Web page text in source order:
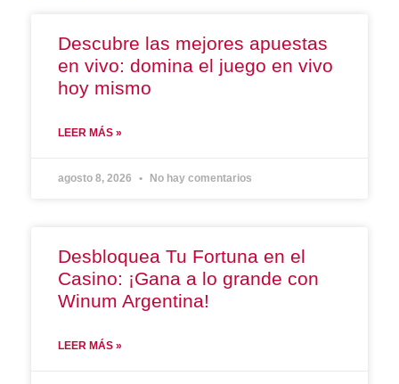
Descubre las mejores apuestas
en vivo: domina el juego en vivo
hoy mismo
LEER MÁS »
agosto 8, 2026 No hay comentarios
Desbloquea Tu Fortuna en el
Casino: ¡Gana a lo grande con
Winum Argentina!
LEER MÁS »